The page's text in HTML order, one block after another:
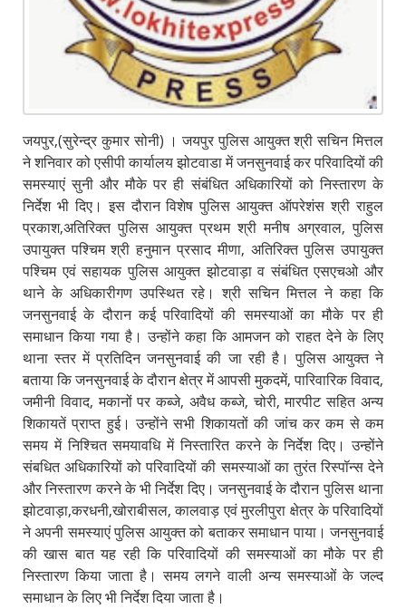
जयपुर,(सुरेन्द्र कुमार सोनी) । जयपुर पुलिस आयुक्त श्री सचिन मित्तल
ने शनिवार को एसीपी कार्यालय झोटवाडा में जनसुनवाई कर परिवादियों की
समस्याएं सुनी और मौके पर ही संबंधित अधिकारियों को निस्तारण के
निर्देश भी दिए। इस दौरान विशेष पुलिस आयुक्त ऑपरेशंस श्री राहुल
प्रकाश,अतिरिक्त पुलिस आयुक्त प्रथम श्री मनीष अग्रवाल, पुलिस
उपायुक्त पश्चिम श्री हनुमान प्रसाद मीणा, अतिरिक्त पुलिस उपायुक्त
पश्चिम एवं सहायक पुलिस आयुक्त झोटवाड़ा व संबंधित एसएचओ और
थाने के अधिकारीगण उपस्थित रहे। श्री सचिन मित्तल ने कहा कि
जनसुनवाई के दौरान कई परिवादियों की समस्याओं का मौके पर ही
समाधान किया गया है। उन्होंने कहा कि आमजन को राहत देने के लिए
थाना स्तर में प्रतिदिन जनसुनवाई की जा रही है। पुलिस आयुक्त ने
बताया कि जनसुनवाई के दौरान क्षेत्र में आपसी मुकदमें, पारिवारिक विवाद,
जमीनी विवाद, मकानों पर कब्जे, अवैध कब्जे, चोरी, मारपीट सहित अन्य
शिकायतें प्राप्त हुई। उन्होंने सभी शिकायतों की जांच कर कम से कम
समय में निश्चित समयावधि में निस्तारित करने के निर्देश दिए। उन्होंने
संबधित अधिकारियों को परिवादियों की समस्याओं का तुरंत रिस्पॉन्स देने
और निस्तारण करने के भी निर्देश दिए। जनसुनवाई के दौरान पुलिस थाना
झोटवाड़ा,करधनी,खोराबीसल, कालवाड़ एवं मुरलीपुरा क्षेत्र के परिवादियों
ने अपनी समस्याएं पुलिस आयुक्त को बताकर समाधान पाया। जनसुनवाई
की खास बात यह रही कि परिवादियों की समस्याओं का मौके पर ही
निस्तारण किया जाता है। समय लगने वाली अन्य समस्याओं के जल्द
समाधान के लिए भी निर्देश दिया जाता है।